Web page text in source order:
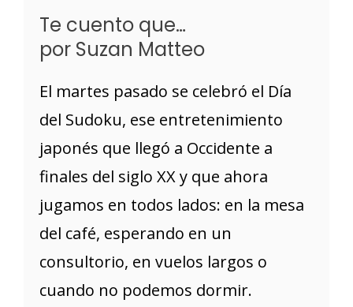
Te cuento que…
por Suzan Matteo
El martes pasado se celebró el Día
del Sudoku, ese entretenimiento
japonés que llegó a Occidente a
finales del siglo XX y que ahora
jugamos en todos lados: en la mesa
del café, esperando en un
consultorio, en vuelos largos o
cuando no podemos dormir.